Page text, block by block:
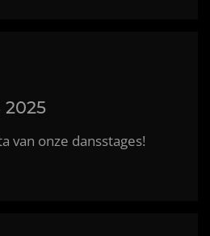
2025
van onze dansstages!